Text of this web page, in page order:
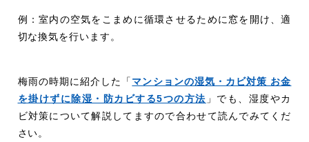
例：室内の空気をこまめに循環させるために窓を開け、適
切な換気を行います。
梅雨の時期に紹介した「 マンションの湿気・カビ対策 お金
を掛けずに除湿・防カビする5つの方法 」でも、湿度やカ
ビ対策について解説してますので合わせて読んでみてくだ
さい。